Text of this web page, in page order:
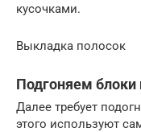
кусочками.
Выкладка полосок
Подгоняем блоки
Далее требует
этого используют